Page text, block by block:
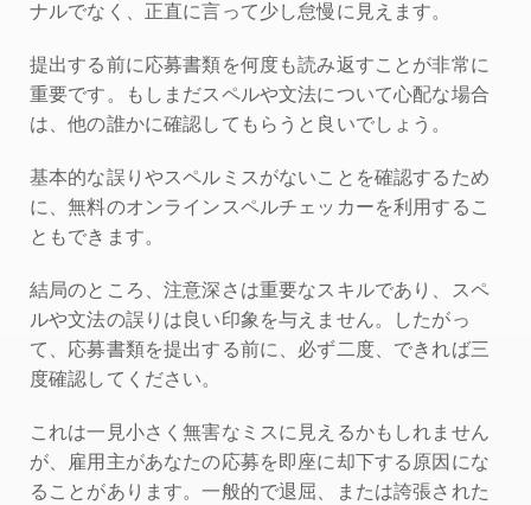
ナルでなく、正直に言って少し怠慢に見えます。
提出する前に応募書類を何度も読み返すことが非常に
重要です。もしまだスペルや文法について心配な場合
は、他の誰かに確認してもらうと良いでしょう。
基本的な誤りやスペルミスがないことを確認するため
に、無料のオンラインスペルチェッカーを利用するこ
ともできます。
結局のところ、注意深さは重要なスキルであり、スペ
ルや文法の誤りは良い印象を与えません。したがっ
て、応募書類を提出する前に、必ず二度、できれば三
度確認してください。
これは一見小さく無害なミスに見えるかもしれません
が、雇用主があなたの応募を即座に却下する原因にな
ることがあります。一般的で退屈、または誇張された